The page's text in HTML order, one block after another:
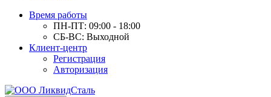
Время работы
ПН-ПТ: 09:00 - 18:00
СБ-ВС: Выходной
Клиент-центр
Регистрация
Авторизация